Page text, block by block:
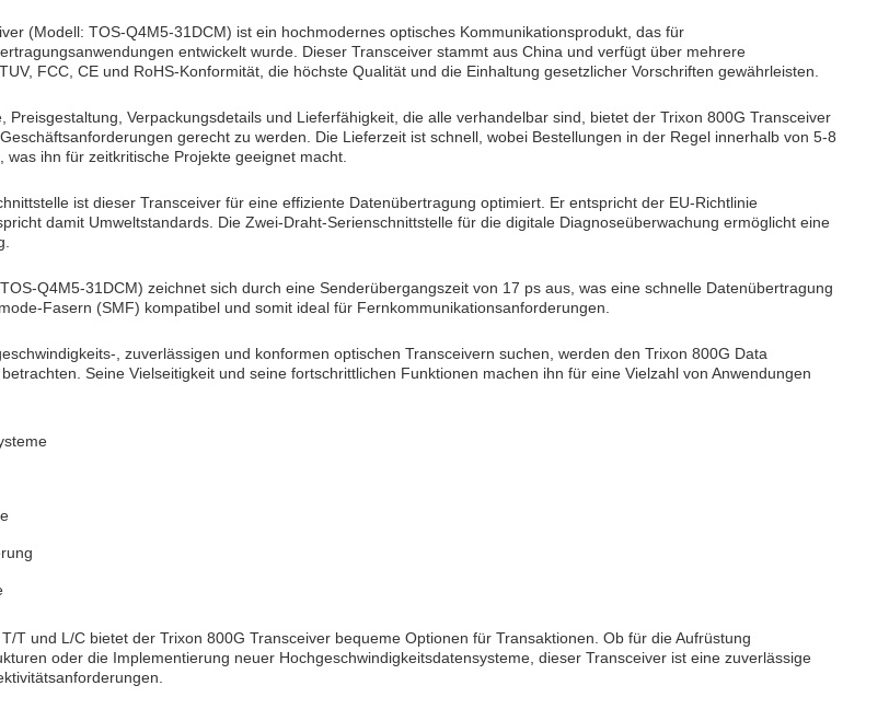
(Modell: TOS-Q4M5-31DCM) ist ein hochmodernes optisches Kommunikationsprodukt, das für
entwickelt wurde. Dieser Transceiver stammt aus China und verfügt über mehrere
FCC, CE und RoHS-Konformität, die höchste Qualität und die Einhaltung gesetzlicher Vorschriften gewährleisten.
Preisgestaltung, Verpackungsdetails und Lieferfähigkeit, die alle verhandelbar sind, bietet der Trixon 800G Transceiver
gerecht zu werden. Die Lieferzeit ist schnell, wobei Bestellungen in der Regel innerhalb von 5-8
ihn für zeitkritische Projekte geeignet macht.
ist dieser Transceiver für eine effiziente Datenübertragung optimiert. Er entspricht der EU-Richtlinie
damit Umweltstandards. Die Zwei-Draht-Serienschnittstelle für die digitale Diagnoseüberwachung ermöglicht eine
Q4M5-31DCM) zeichnet sich durch eine Senderübergangszeit von 17 ps aus, was eine schnelle Datenübertragung
Fasern (SMF) kompatibel und somit ideal für Fernkommunikationsanforderungen.
, zuverlässigen und konformen optischen Transceivern suchen, werden den Trixon 800G Data
Seine Vielseitigkeit und seine fortschrittlichen Funktionen machen ihn für eine Vielzahl von Anwendungen
T und L/C bietet der Trixon 800G Transceiver bequeme Optionen für Transaktionen. Ob für die Aufrüstung
oder die Implementierung neuer Hochgeschwindigkeitsdatensysteme, dieser Transceiver ist eine zuverlässige